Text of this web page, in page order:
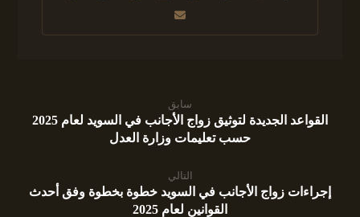
سابق
القواعد الجديدة لتوثيق زواج الأجانب في السويد لعام 2025
حسب تعليمات وزارة العدل
التالي
إجراءات زواج الأجانب في السويد خطوة بخطوة وفق أحدث
القوانين لعام 2025